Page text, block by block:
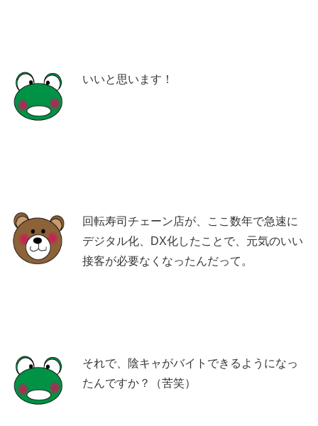
いいと思います！
回転寿司チェーン店が、ここ数年で急速に
デジタル化、DX化したことで、元気のいい
接客が必要なくなったんだって。
それで、陰キャがバイトできるようになっ
たんですか？（苦笑）